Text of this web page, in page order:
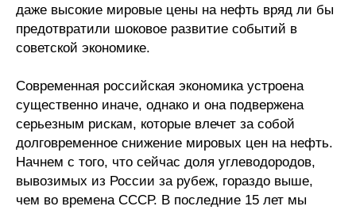
даже высокие мировые цены на нефть вряд ли бы
предотвратили шоковое развитие событий в
советской экономике.
Современная российская экономика устроена
существенно иначе, однако и она подвержена
серьезным рискам, которые влечет за собой
долговременное снижение мировых цен на нефть.
Начнем с того, что сейчас доля углеводородов,
вывозимых из России за рубеж, гораздо выше,
чем во времена СССР. В последние 15 лет мы